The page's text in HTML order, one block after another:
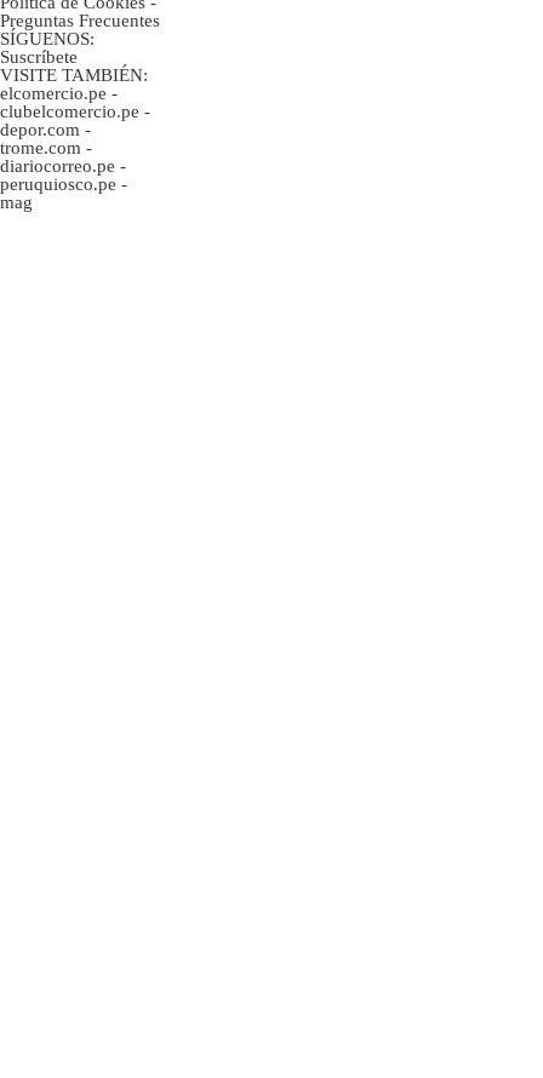
Preguntas Frecuentes
SÍGUENOS:
Suscríbete
VISITE TAMBIÉN:
elcomercio.pe -
clubelcomercio.pe -
depor.com -
trome.com -
diariocorreo.pe -
peruquiosco.pe -
mag